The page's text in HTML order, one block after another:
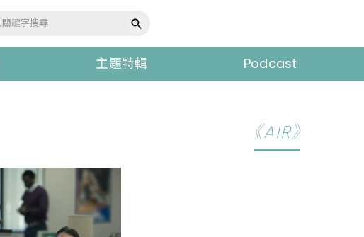
主題特輯 Podcast
《AIR》